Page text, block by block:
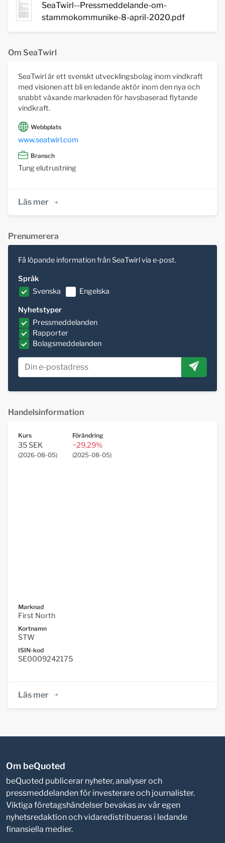
SeaTwirl--Pressmeddelande-om-
stammokommunike-8-april-2020.pdf
Om SeaTwirl
SeaTwirl är ett svenskt utvecklingsbolag inom vindkraft
med visionen att bli en ledande aktör inom den nya och
snabbt växande marknaden för havsbaserad flytande
vindkraft.
Webbplats
www.seatwirl.com
Bransch
Tung elutrustning
Läs mer
Prenumerera
Få löpande information från SeaTwirl via e-post.
Språk
Svenska
Engelska
Nyhetstyper
Pressmeddelanden
Rapporter
Bolagsmeddelanden
Handelsinformation
Kurs
35 SEK
(2026-08-05)
Förändring
−29,29%
(2025-08-05)
Marknad
First North
Kortnamn
STW
ISIN-kod
SE0009242175
Läs mer
Om beQuoted
beQuoted publicerar nyheter, analyser och
pressmeddelanden för investerare och journalister.
Viktiga företagshändelser bevakas av vår egen
nyhetsredaktion och vidaredistribueras i ledande
finansiella medier.